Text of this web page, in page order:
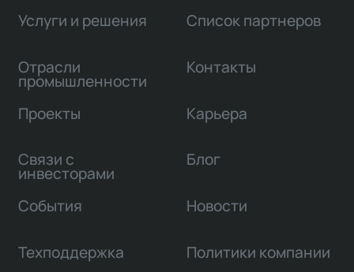
Услуги и решения
Отрасли
промышленности
Проекты
Связи с
инвесторами
Список партнеров
Контакты
Карьера
Блог
События Новости
Техподдержка Политики компании